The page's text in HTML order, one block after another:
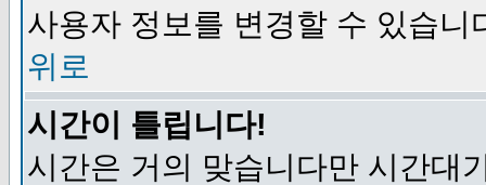
사용자 정보를 변경할 수 있습니
위로
시간이 틀립니다!
시간은 거의 맞습니다만 시간대